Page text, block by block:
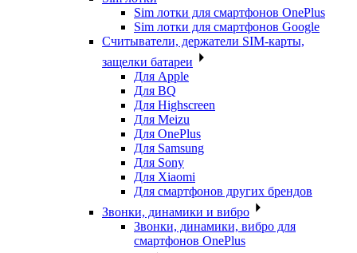
Sim лотки для смартфонов OnePlus
Sim лотки для смартфонов Google
Считыватели, держатели SIM-карты,
защелки батареи
Для Apple
Для BQ
Для Highscreen
Для Meizu
Для OnePlus
Для Samsung
Для Sony
Для Xiaomi
Для смартфонов других брендов
Звонки, динамики и вибро
Звонки, динамики, вибро для
смартфонов OnePlus